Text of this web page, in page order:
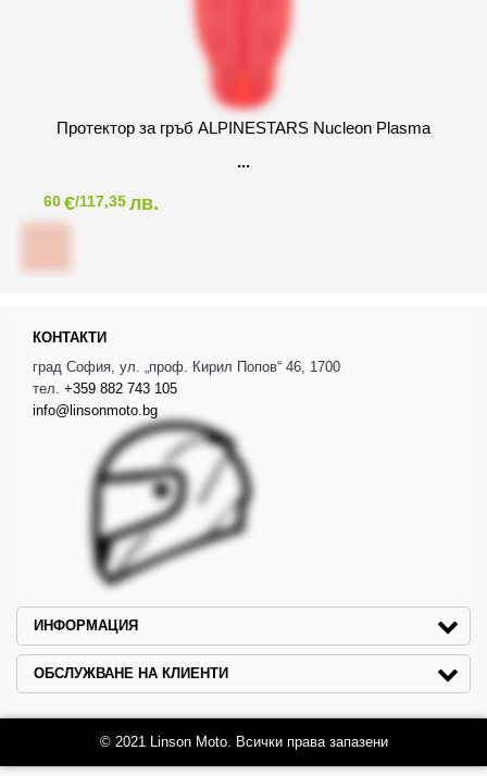
Протектор за гръб ALPINESTARS Nucleon Plasma
60€/117,35лв.
КОНТАКТИ
град София, ул. „проф. Кирил Попов“ 46, 1700
тел. +359 882 743 105
info@linsonmoto.bg
ИНФОРМАЦИЯ
ОБСЛУЖВАНЕ НА КЛИЕНТИ
© 2021 Linson Moto. Всички права запазени